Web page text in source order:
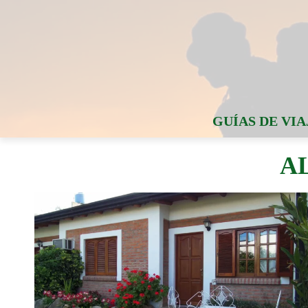
GUÍAS DE